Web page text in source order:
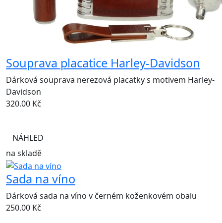
Souprava placatice Harley-Davidson
Dárková souprava nerezová placatky s motivem Harley-
Davidson
320.00 Kč
NÁHLED
na skladě
Sada na víno
Dárková sada na víno v černém koženkovém obalu
250.00 Kč